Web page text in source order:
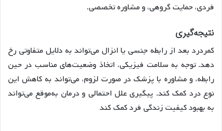
فردی، حمایت گروهی، و مشاوره تخصصی.
نتیجه‌گیری
کمردرد بعد از رابطه جنسی یا انزال می‌تواند به دلایل متفاوتی رخ
دهد. توجه به سلامت فیزیکی، اتخاذ وضعیت‌های مناسب در حین
رابطه، و مشاوره با پزشک در صورت لزوم، می‌تواند به کاهش این
نوع درد کمک کند. پیگیری علل احتمالی و درمان به‌موقع می‌تواند
به بهبود کیفیت زندگی فرد کمک کند